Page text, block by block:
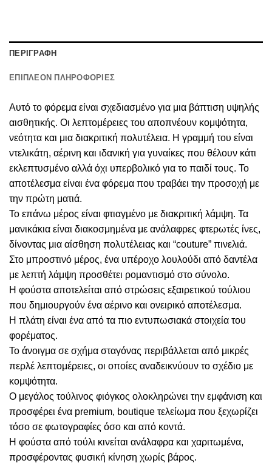
ΠΕΡΙΓΡΑΦΗ
ΕΠΙΠΛΕΟΝ ΠΛΗΡΟΦΟΡΙΕΣ
Αυτό το φόρεμα είναι σχεδιασμένο για μια βάπτιση υψηλής
αισθητικής. Οι λεπτομέρειες του αποπνέουν κομψότητα,
νεότητα και μια διακριτική πολυτέλεια. Η γραμμή του είναι
ντελικάτη, αέρινη και ιδανική για γυναίκες που θέλουν κάτι
εκλεπτυσμένο αλλά όχι υπερβολικό για το παιδί τους. Το
αποτέλεσμα είναι ένα φόρεμα που τραβάει την προσοχή με
την πρώτη ματιά.
Το επάνω μέρος είναι φτιαγμένο με διακριτική λάμψη. Τα
μανικάκια είναι διακοσμημένα με ανάλαφρες φτερωτές ίνες,
δίνοντας μια αίσθηση πολυτέλειας και “couture” πινελιά.
Στο μπροστινό μέρος, ένα υπέροχο λουλούδι από δαντέλα
με λεπτή λάμψη προσθέτει ρομαντισμό στο σύνολο.
Η φούστα αποτελείται από στρώσεις εξαιρετικού τούλιου
που δημιουργούν ένα αέρινο και ονειρικό αποτέλεσμα.
Η πλάτη είναι ένα από τα πιο εντυπωσιακά στοιχεία του
φορέματος.
Το άνοιγμα σε σχήμα σταγόνας περιβάλλεται από μικρές
περλέ λεπτομέρειες, οι οποίες αναδεικνύουν το σχέδιο με
κομψότητα.
Ο μεγάλος τούλινος φιόγκος ολοκληρώνει την εμφάνιση και
προσφέρει ένα premium, boutique τελείωμα που ξεχωρίζει
τόσο σε φωτογραφίες όσο και από κοντά.
Η φούστα από τούλι κινείται ανάλαφρα και χαριτωμένα,
προσφέροντας φυσική κίνηση χωρίς βάρος.